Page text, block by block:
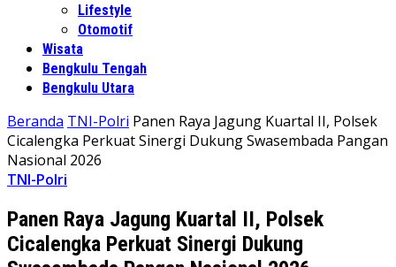
Lifestyle
Otomotif
Wisata
Bengkulu Tengah
Bengkulu Utara
Beranda TNI-Polri Panen Raya Jagung Kuartal II, Polsek
Cicalengka Perkuat Sinergi Dukung Swasembada Pangan
Nasional 2026
TNI-Polri
Panen Raya Jagung Kuartal II, Polsek
Cicalengka Perkuat Sinergi Dukung